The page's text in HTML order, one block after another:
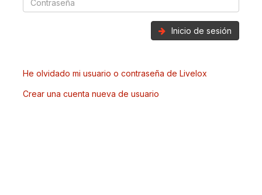
Inicio de sesión
He olvidado mi usuario o contraseña de Livelox
Crear una cuenta nueva de usuario